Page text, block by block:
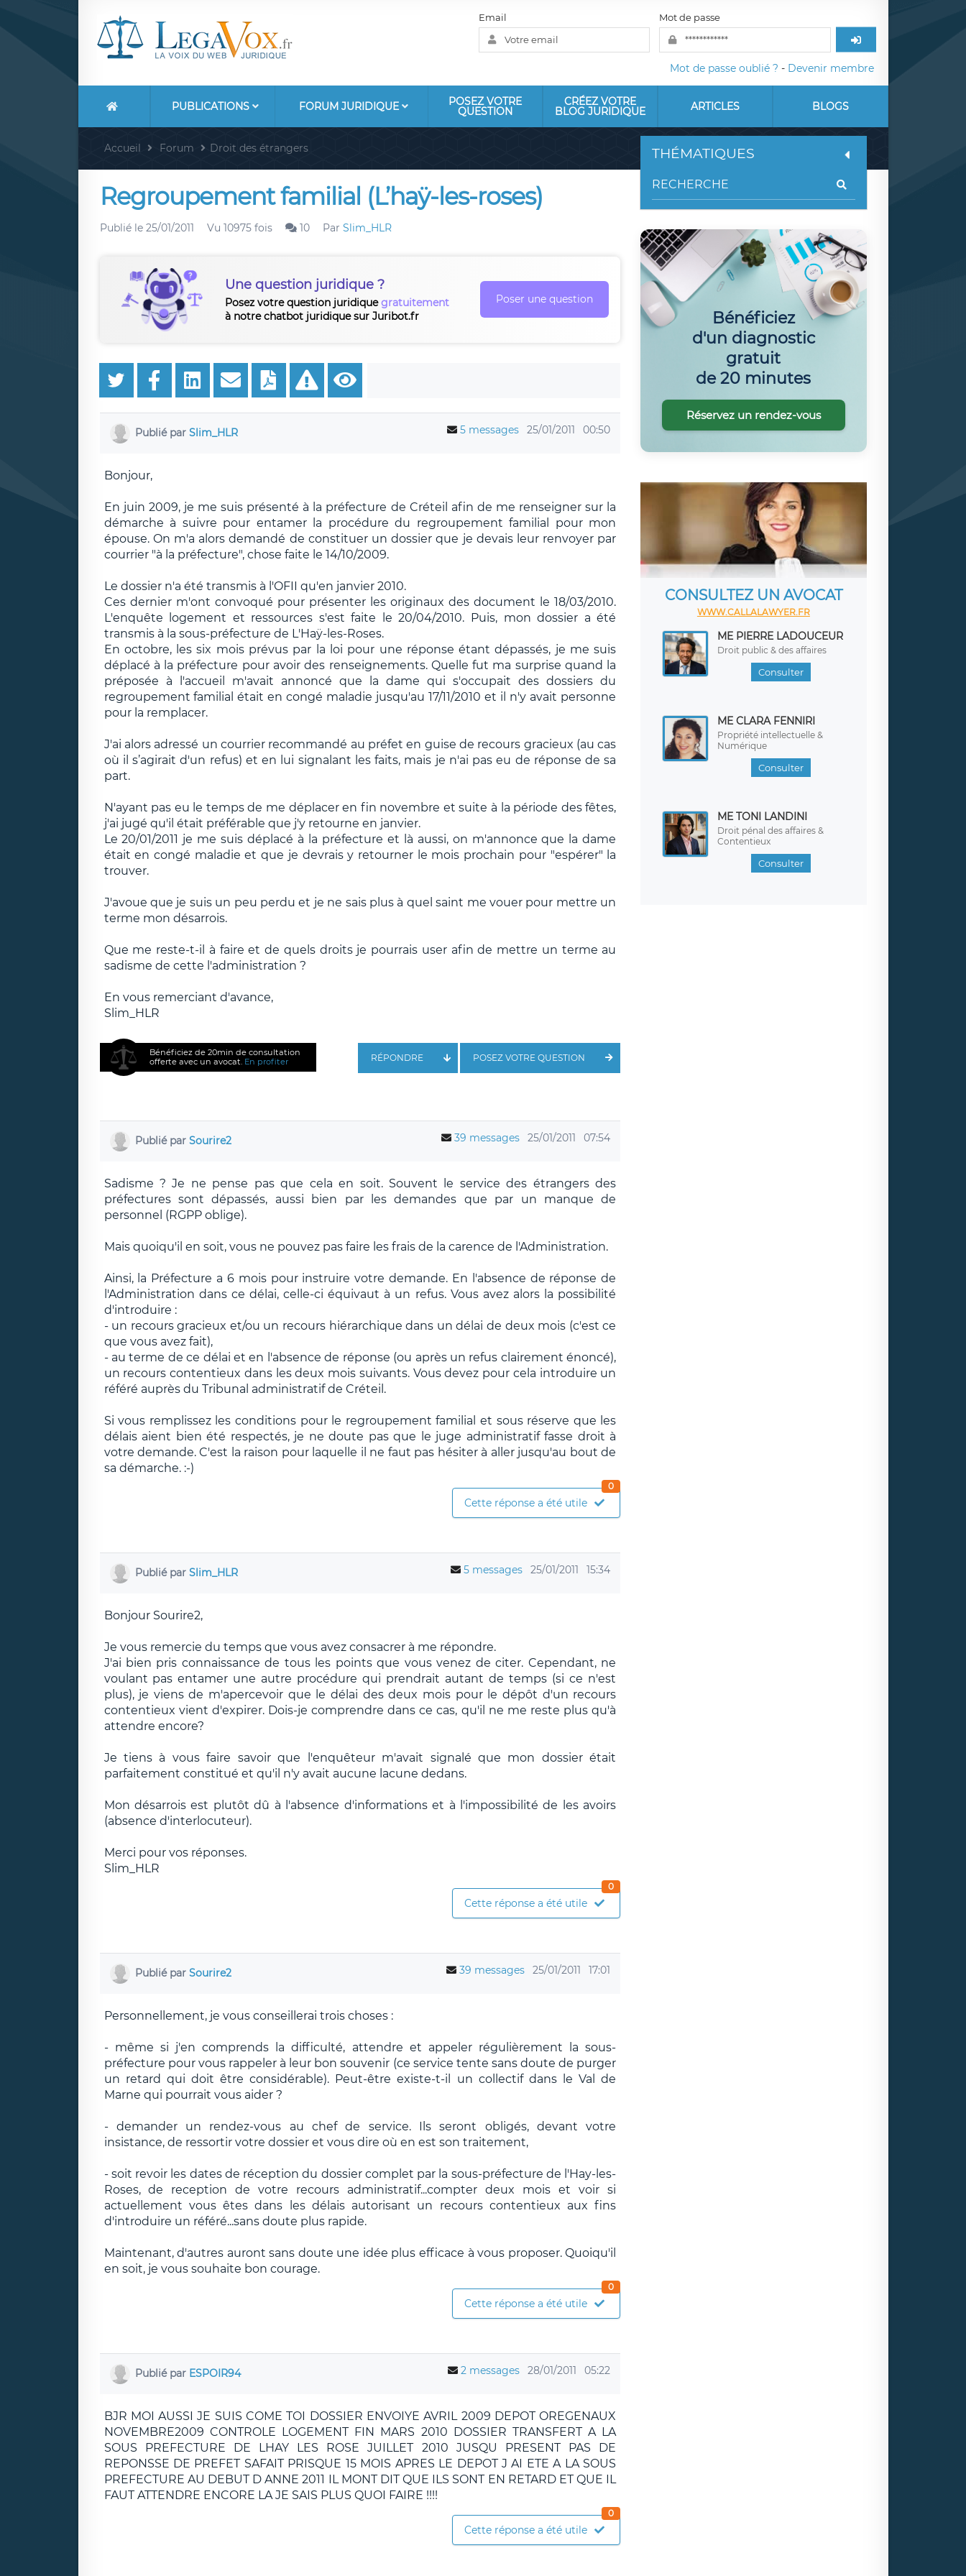
Email Mot de passe
Mot de passe oublié ? - Devenir membre
PUBLICATIONS FORUM JURIDIQUE POSEZ VOTRE
QUESTION
CRÉEZ VOTRE
BLOG JURIDIQUE ARTICLES BLOGS
Accueil Forum Droit des étrangers
Regroupement familial (L’haÿ-les-roses)
Publié le 25/01/2011 Vu 10975 fois 10 Par Slim_HLR
Une question juridique ?
Posez votre question juridiquegratuitement
à notre chatbot juridique sur Juribot.fr
Poser une question
Publié par Slim_HLR 5 messages 25/01/2011 00:50
Bonjour,
En juin 2009, je me suis présenté à la préfecture de Créteil afin de me renseigner sur la
démarche à suivre pour entamer la procédure du regroupement familial pour mon
épouse. On m'a alors demandé de constituer un dossier que je devais leur renvoyer par
courrier "à la préfecture", chose faite le 14/10/2009.
Le dossier n'a été transmis à l'OFII qu'en janvier 2010.
Ces dernier m'ont convoqué pour présenter les originaux des document le 18/03/2010.
L'enquête logement et ressources s'est faite le 20/04/2010. Puis, mon dossier a été
transmis à la sous-préfecture de L'Haÿ-les-Roses.
En octobre, les six mois prévus par la loi pour une réponse étant dépassés, je me suis
déplacé à la préfecture pour avoir des renseignements. Quelle fut ma surprise quand la
préposée à l'accueil m'avait annoncé que la dame qui s'occupait des dossiers du
regroupement familial était en congé maladie jusqu'au 17/11/2010 et il n'y avait personne
pour la remplacer.
J'ai alors adressé un courrier recommandé au préfet en guise de recours gracieux (au cas
où il s’agirait d'un refus) et en lui signalant les faits, mais je n'ai pas eu de réponse de sa
part.
N'ayant pas eu le temps de me déplacer en fin novembre et suite à la période des fêtes,
j'ai jugé qu'il était préférable que j'y retourne en janvier.
Le 20/01/2011 je me suis déplacé à la préfecture et là aussi, on m'annonce que la dame
était en congé maladie et que je devrais y retourner le mois prochain pour "espérer" la
trouver.
J'avoue que je suis un peu perdu et je ne sais plus à quel saint me vouer pour mettre un
terme mon désarrois.
Que me reste-t-il à faire et de quels droits je pourrais user afin de mettre un terme au
sadisme de cette l'administration ?
En vous remerciant d'avance,
Slim_HLR
Bénéficiez de 20min de consultation
offerte avec un avocat. En profiter POSEZ VOTRE QUESTION
RÉPONDRE
Publié par Sourire2 39 messages 25/01/2011 07:54
Sadisme ? Je ne pense pas que cela en soit. Souvent le service des étrangers des
préfectures sont dépassés, aussi bien par les demandes que par un manque de
personnel (RGPP oblige).
Mais quoiqu'il en soit, vous ne pouvez pas faire les frais de la carence de l'Administration.
Ainsi, la Préfecture a 6 mois pour instruire votre demande. En l'absence de réponse de
l'Administration dans ce délai, celle-ci équivaut à un refus. Vous avez alors la possibilité
d'introduire :
- un recours gracieux et/ou un recours hiérarchique dans un délai de deux mois (c'est ce
que vous avez fait),
- au terme de ce délai et en l'absence de réponse (ou après un refus clairement énoncé),
un recours contentieux dans les deux mois suivants. Vous devez pour cela introduire un
référé auprès du Tribunal administratif de Créteil.
Si vous remplissez les conditions pour le regroupement familial et sous réserve que les
délais aient bien été respectés, je ne doute pas que le juge administratif fasse droit à
votre demande. C'est la raison pour laquelle il ne faut pas hésiter à aller jusqu'au bout de
sa démarche. :-)
Cette réponse a été utile
0
Publié par Slim_HLR 5 messages 25/01/2011 15:34
Bonjour Sourire2,
Je vous remercie du temps que vous avez consacrer à me répondre.
J'ai bien pris connaissance de tous les points que vous venez de citer. Cependant, ne
voulant pas entamer une autre procédure qui prendrait autant de temps (si ce n'est
plus), je viens de m'apercevoir que le délai des deux mois pour le dépôt d'un recours
contentieux vient d'expirer. Dois-je comprendre dans ce cas, qu'il ne me reste plus qu'à
attendre encore?
Je tiens à vous faire savoir que l'enquêteur m'avait signalé que mon dossier était
parfaitement constitué et qu'il n'y avait aucune lacune dedans.
Mon désarrois est plutôt dû à l'absence d'informations et à l'impossibilité de les avoirs
(absence d'interlocuteur).
Merci pour vos réponses.
Slim_HLR
Cette réponse a été utile
0
Publié par Sourire2 39 messages 25/01/2011 17:01
Personnellement, je vous conseillerai trois choses :
- même si j'en comprends la difficulté, attendre et appeler régulièrement la sous-
préfecture pour vous rappeler à leur bon souvenir (ce service tente sans doute de purger
un retard qui doit être considérable). Peut-être existe-t-il un collectif dans le Val de
Marne qui pourrait vous aider ?
- demander un rendez-vous au chef de service. Ils seront obligés, devant votre
insistance, de ressortir votre dossier et vous dire où en est son traitement,
- soit revoir les dates de réception du dossier complet par la sous-préfecture de l'Hay-les-
Roses, de reception de votre recours administratif...compter deux mois et voir si
actuellement vous êtes dans les délais autorisant un recours contentieux aux fins
d'introduire un référé...sans doute plus rapide.
Maintenant, d'autres auront sans doute une idée plus efficace à vous proposer. Quoiqu'il
en soit, je vous souhaite bon courage.
Cette réponse a été utile
0
Publié par ESPOIR94 2 messages 28/01/2011 05:22
BJR MOI AUSSI JE SUIS COME TOI DOSSIER ENVOIYE AVRIL 2009 DEPOT OREGENAUX
NOVEMBRE2009 CONTROLE LOGEMENT FIN MARS 2010 DOSSIER TRANSFERT A LA
SOUS PREFECTURE DE LHAY LES ROSE JUILLET 2010 JUSQU PRESENT PAS DE
REPONSSE DE PREFET SAFAIT PRISQUE 15 MOIS APRES LE DEPOT J AI ETE A LA SOUS
PREFECTURE AU DEBUT D ANNE 2011 IL MONT DIT QUE ILS SONT EN RETARD ET QUE IL
FAUT ATTENDRE ENCORE LA JE SAIS PLUS QUOI FAIRE !!!!
Cette réponse a été utile
0
THÉMATIQUES
Bénéficiez
d'un diagnostic
gratuit
de 20 minutes
Réservez un rendez-vous
CONSULTEZ UN AVOCAT
WWW.CALLALAWYER.FR
ME PIERRE LADOUCEUR
Droit public & des affaires
Consulter
ME CLARA FENNIRI
Propriété intellectuelle &
Numérique
Consulter
ME TONI LANDINI
Droit pénal des affaires &
Contentieux
Consulter